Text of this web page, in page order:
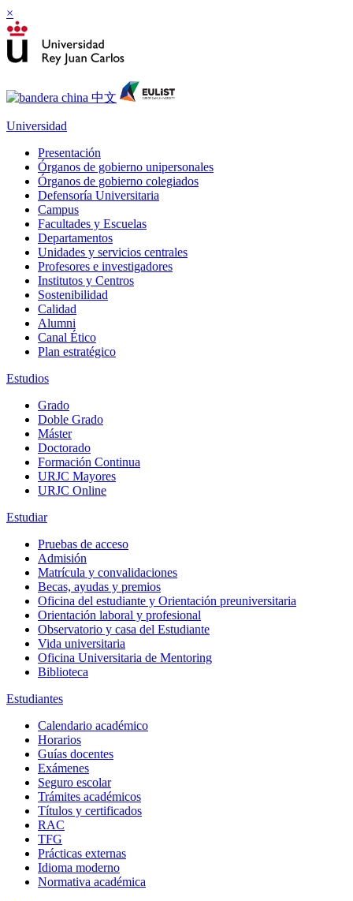
×
Universidad
Presentación
Órganos de gobierno unipersonales
Órganos de gobierno colegiados
Defensoría Universitaria
Campus
Facultades y Escuelas
Departamentos
Unidades y servicios centrales
Profesores e investigadores
Institutos y Centros
Sostenibilidad
Calidad
Alumni
Canal Ético
Plan estratégico
Estudios
Grado
Doble Grado
Máster
Doctorado
Formación Continua
URJC Mayores
URJC Online
Estudiar
Pruebas de acceso
Admisión
Matrícula y convalidaciones
Becas, ayudas y premios
Oficina del estudiante y Orientación preuniversitaria
Orientación laboral y profesional
Observatorio y casa del Estudiante
Vida universitaria
Oficina Universitaria de Mentoring
Biblioteca
Estudiantes
Calendario académico
Horarios
Guías docentes
Exámenes
Seguro escolar
Trámites académicos
Títulos y certificados
RAC
TFG
Prácticas externas
Idioma moderno
Normativa académica